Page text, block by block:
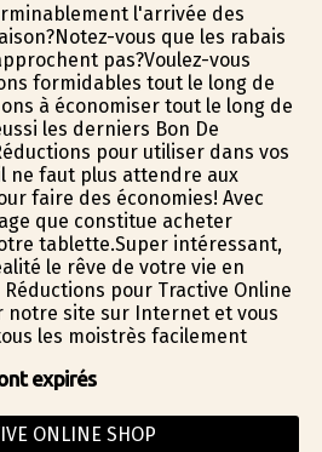
l'arrivée des
vous que les rabais
pas?Voulez-vous
formidables tout le long de
à économiser tout le long de
les derniers Bon De
pour utiliser dans vos
ne faut plus attendre aux
faire des économies! Avec
que constitue acheter
tablette.Super intéressant,
le rêve de votre vie en
pour Tractive Online
notre site sur Internet et vous
les moistrès facilement
expirés
ONLINE SHOP